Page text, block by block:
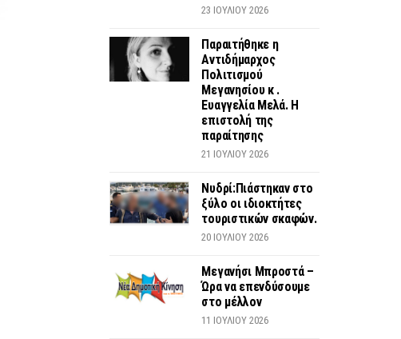
23 ΙΟΥΛΊΟΥ 2026
Παραιτήθηκε η
Αντιδήμαρχος
Πολιτισμού
Μεγανησίου κ .
Ευαγγελία Μελά. Η
επιστολή της
παραίτησης
21 ΙΟΥΛΊΟΥ 2026
Νυδρί:Πιάστηκαν στο
ξύλο οι ιδιοκτήτες
τουριστικών σκαφών.
20 ΙΟΥΛΊΟΥ 2026
Μεγανήσι Μπροστά –
Ώρα να επενδύσουμε
στο μέλλον
11 ΙΟΥΛΊΟΥ 2026